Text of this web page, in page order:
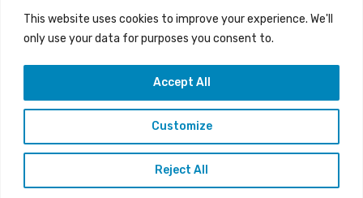
This website uses cookies to improve your experience. We'll
only use your data for purposes you consent to.
Customize
Reject All
Accept All
LIVE | Ύδρα Ασφαλιστική ΕΝΑΔ vs
Άτλαντας Πάφου
Copyright © 2015-26 Alfasports TV | Production of
UnitrustMedia | Contacts: info@alfasports.tv